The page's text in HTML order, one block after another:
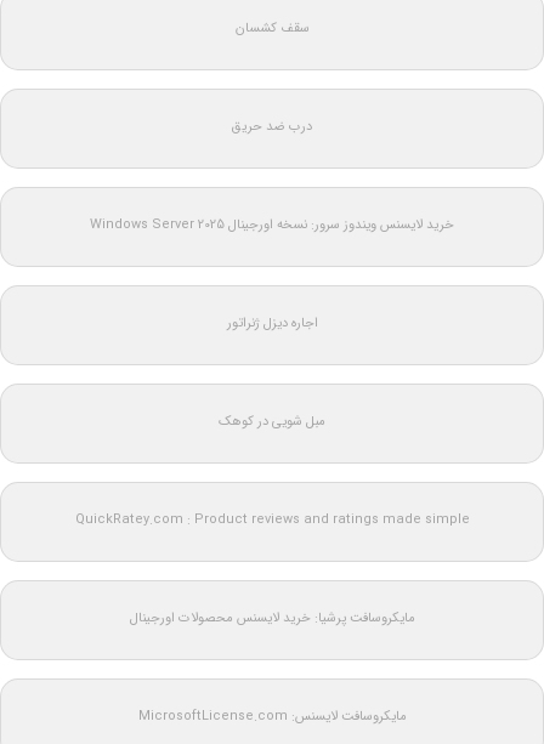
سقف کشسان
درب ضد حریق
خرید لایسنس ویندوز سرور: نسخه اورجینال Windows Server 2025
اجاره دیزل ژنراتور
مبل شویی در کوهک
QuickRatey.com : Product reviews and ratings made simple
مایکروسافت پرشیا: خرید لایسنس محصولات اورجینال
مایکروسافت لایسنس: MicrosoftLicense.com